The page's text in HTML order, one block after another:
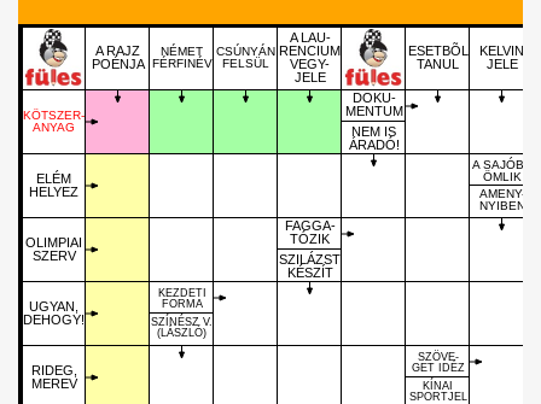
KÖTSZER-
ANYAG
ELÉM
HELYEZ
OLIMPIAI
SZERV
UGYAN,
DEHOGY!
RIDEG,
MEREV
A RAJZ
POÉNJA
NÉMET
FÉRFINÉV
KEZDETI
FORMA
SZÍNÉSZ V.
(LÁSZLÓ)
CSÚNYÁN
FELSÜL
A LAU-
RENCIUM
VEGY-
JELE
FAGGA-
TÓZIK
SZILÁZST
KÉSZÍT
DOKU-
MENTUM
NEM IS
ÁRADÓ!
ESETBÕL
TANUL
SZÖVE-
GET IDÉZ
KÍNAI
SPORTJEL
KELVIN
JELE
A SAJÓBA
ÖMLIK
AMENY-
NYIBEN